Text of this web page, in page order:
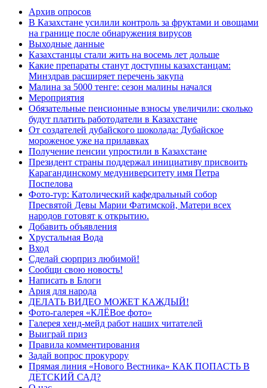
Архив опросов
В Казахстане усилили контроль за фруктами и овощами
на границе после обнаружения вирусов
Выходные данные
Казахстанцы стали жить на восемь лет дольше
Какие препараты станут доступны казахстанцам:
Минздрав расширяет перечень закупа
Малина за 5000 тенге: сезон малины начался
Мероприятия
Обязательные пенсионные взносы увеличили: сколько
будут платить работодатели в Казахстане
От создателей дубайского шоколада: Дубайское
мороженое уже на прилавках
Получение пенсии упростили в Казахстане
Президент страны поддержал инициативу присвоить
Карагандинскому медуниверситету имя Петра
Поспелова
Фото-тур: Католический кафедральный собор
Пресвятой Девы Марии Фатимской, Матери всех
народов готовят к открытию.
Добавить объявления
Хрустальная Вода
Вход
Сделай сюрприз любимой!
Сообщи свою новость!
Написать в Блоги
Ария для народа
ДЕЛАТЬ ВИДЕО МОЖЕТ КАЖДЫЙ!
Фото-галерея «КЛЁВое фото»
Галерея хенд-мейд работ наших читателей
Выиграй приз
Правила комментирования
Задай вопрос прокурору
Прямая линия «Нового Вестника» КАК ПОПАСТЬ В
ДЕТСКИЙ САД?